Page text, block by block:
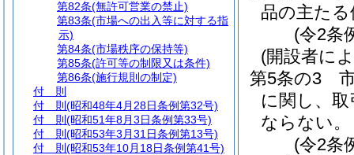
品の主た
(令2条
(開設者に
第5条の3
に関し、
ならない。
(令2条
第82条(無許可営業の禁止)
第83条(市場への出入等に対する指
示)
第84条(市場秩序の保持等)
第85条(許可等の制限又は条件)
第86条(施行規則の制定)
付 則
付 則 (昭和48年4月28日条例第32号)
付 則 (昭和51年8月3日条例第33号)
付 則 (昭和53年3月31日条例第13号)
付 則 (昭和53年10月18日条例第41号)